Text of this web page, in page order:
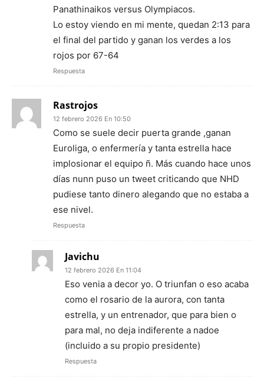
Panathinaikos versus Olympiacos.
Lo estoy viendo en mi mente, quedan 2:13 para
el final del partido y ganan los verdes a los
rojos por 67-64
Respuesta
Rastrojos
12 febrero 2026 En 10:50
Como se suele decir puerta grande ,ganan
Euroliga, o enfermería y tanta estrella hace
implosionar el equipo ñ. Más cuando hace unos
días nunn puso un tweet criticando que NHD
pudiese tanto dinero alegando que no estaba a
ese nivel.
Respuesta
Javichu
12 febrero 2026 En 11:04
Eso venia a decor yo. O triunfan o eso acaba
como el rosario de la aurora, con tanta
estrella, y un entrenador, que para bien o
para mal, no deja indiferente a nadoe
(incluido a su propio presidente)
Respuesta